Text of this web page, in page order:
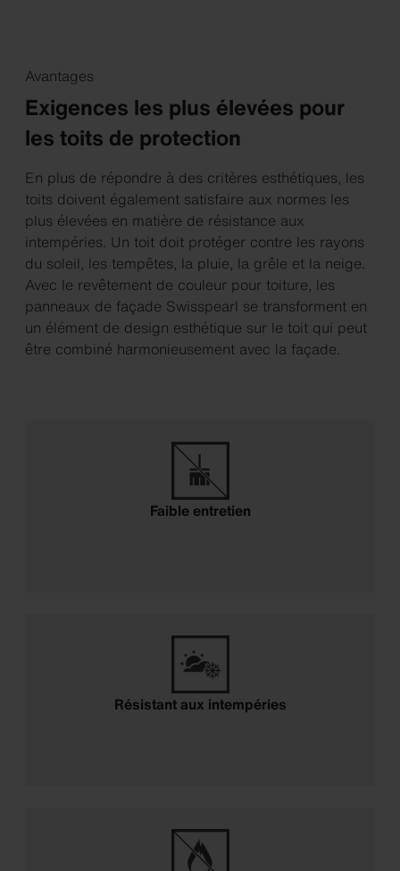
Avantages
Exigences les plus élevées pour
les toits de protection
En plus de répondre à des critères esthétiques, les
toits doivent également satisfaire aux normes les
plus élevées en matière de résistance aux
intempéries. Un toit doit protéger contre les rayons
du soleil, les tempêtes, la pluie, la grêle et la neige.
Avec le revêtement de couleur pour toiture, les
panneaux de façade Swisspearl se transforment en
un élément de design esthétique sur le toit qui peut
être combiné harmonieusement avec la façade.
Faible entretien
Résistant aux intempéries